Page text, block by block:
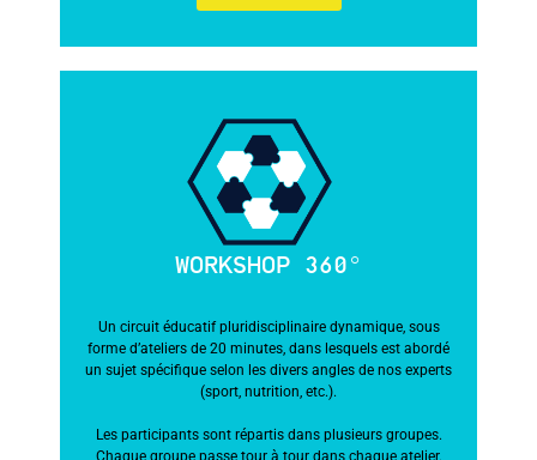
WORKSHOP 360°
Un circuit éducatif pluridisciplinaire dynamique, sous
forme d’ateliers de 20 minutes, dans lesquels est abordé
un sujet spécifique selon les divers angles de nos experts
(sport, nutrition, etc.).
Les participants sont répartis dans plusieurs groupes.
Chaque groupe passe tour à tour dans chaque atelier.